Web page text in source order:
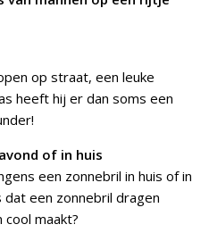
op straat, een leuke
heeft hij er dan soms een
of in huis
een zonnebril in huis of in
een zonnebril dragen
maakt?